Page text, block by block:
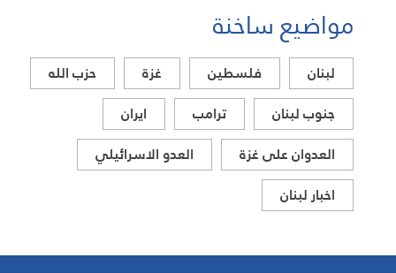
مواضيع ساخنة
لبنان فلسطين غزة
حزب الله
جنوب لبنان
ترامب
ايران
العدوان على غزة
العدو الاسرائيلي
اخبار لبنان